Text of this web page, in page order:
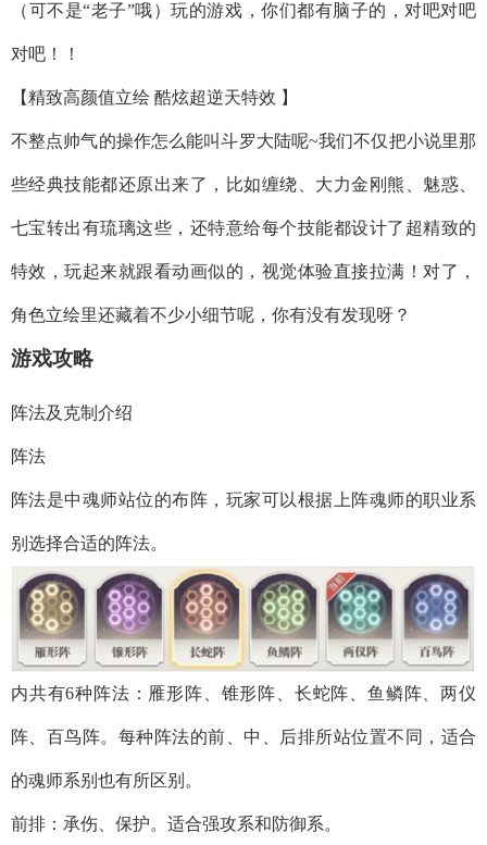
（可不是“老子”哦）玩的游戏，你们都有脑子的，对吧对吧
对吧！！
【精致高颜值立绘 酷炫超逆天特效 】
不整点帅气的操作怎么能叫斗罗大陆呢~我们不仅把小说里那
些经典技能都还原出来了，比如缠绕、大力金刚熊、魅惑、
七宝转出有琉璃这些，还特意给每个技能都设计了超精致的
特效，玩起来就跟看动画似的，视觉体验直接拉满！对了，
角色立绘里还藏着不少小细节呢，你有没有发现呀？
游戏攻略
阵法及克制介绍
阵法
阵法是中魂师站位的布阵，玩家可以根据上阵魂师的职业系
别选择合适的阵法。
内共有6种阵法：雁形阵、锥形阵、长蛇阵、鱼鳞阵、两仪
阵、百鸟阵。每种阵法的前、中、后排所站位置不同，适合
的魂师系别也有所区别。
前排：承伤、保护。适合强攻系和防御系。